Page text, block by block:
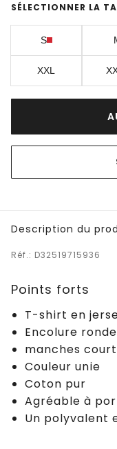
SÉLECTIONNER LA
S
XXL
Description du
Réf.: D32519715936
Points forts
T-shirt en
Encolure ronde
manches
Couleur unie
Coton pur
Agréable à
Un polyvalent